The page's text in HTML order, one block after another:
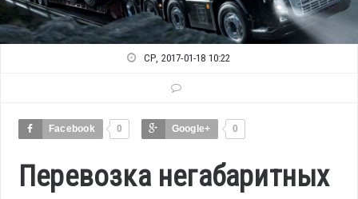
СР, 2017-01-18 10:22
Facebook 0 Google+ 0
Перевозка негабаритных